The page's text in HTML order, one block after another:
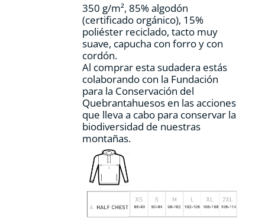
página
de
producto
350 g/m², 85% algodón
(certificado orgánico), 15%
poliéster reciclado, tacto muy
suave, capucha con forro y con
cordón.
Al comprar esta sudadera estás
colaborando con la Fundación
para la Conservación del
Quebrantahuesos en las acciones
que lleva a cabo para conservar la
biodiversidad de nuestras
montañas.